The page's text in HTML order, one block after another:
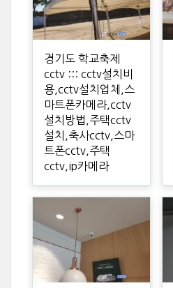
경기도 학교축제
cctv ::: cctv설치비
용,cctv설치업체,스
마트폰카메라,cctv
설치방법,주택cctv
설치,축사cctv,스마
트폰cctv,주택
cctv,ip카메라